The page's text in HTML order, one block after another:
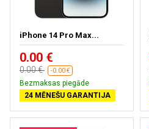
iPhone 14 Pro Max...
0.00 €
0.00 € -0.00 €
Bezmaksas piegāde
24 MĒNEŠU GARANTIJA